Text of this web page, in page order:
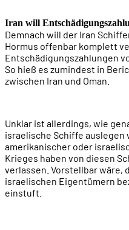
Iran will
Demnach will der Iran
Hormus offenbar komplett
Entschädigungszahlungen
So hieß es zumindest in
zwischen Iran und Oman.
Unklar ist allerdings, wie
israelische Schiffe auslegen
amerikanischer oder
Krieges haben von diesen
verlassen. Vorstellbar wäre,
israelischen Eigentümern
einstuft.